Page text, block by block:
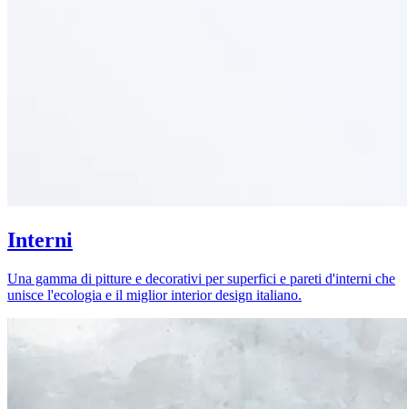
Interni
Una gamma di pitture e decorativi per superfici e pareti d'interni che
unisce l'ecologia e il miglior interior design italiano.